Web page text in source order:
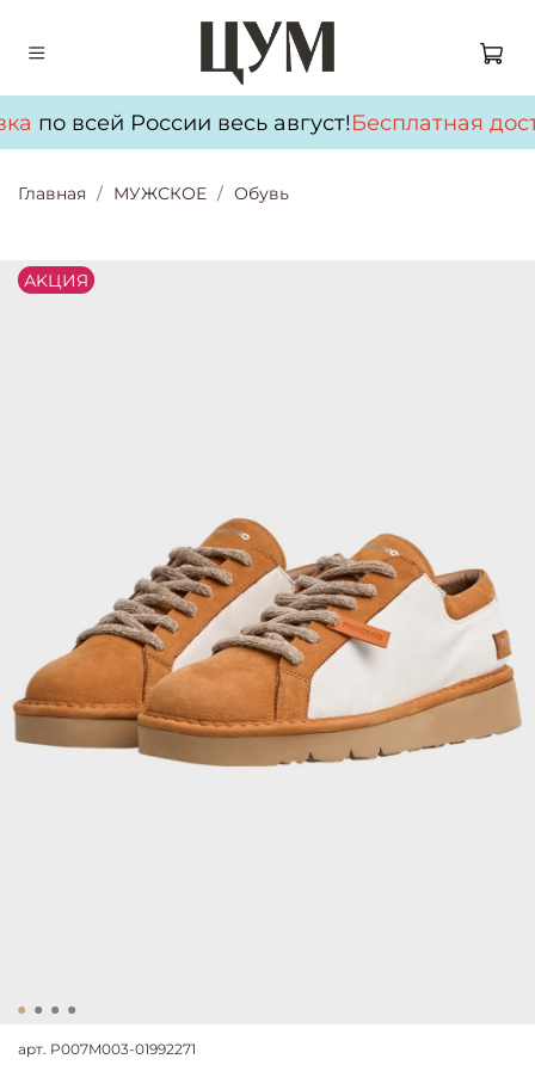
по всей России весь август!Бесплатная
Главная МУЖСКОЕ Обувь
АKЦИЯ
арт. P007M003-01992271